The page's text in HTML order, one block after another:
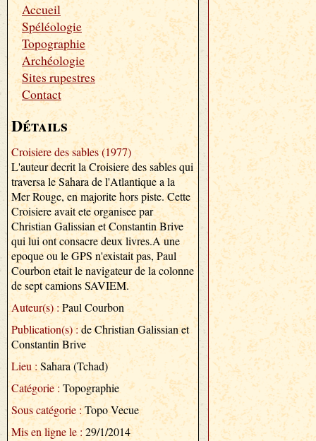
Accueil
Spéléologie
Topographie
Archéologie
Sites rupestres
Contact
Détails
Croisiere des sables (1977)
L'auteur decrit la Croisiere des sables qui
traversa le Sahara de l'Atlantique a la
Mer Rouge, en majorite hors piste. Cette
Croisiere avait ete organisee par
Christian Galissian et Constantin Brive
qui lui ont consacre deux livres.A une
epoque ou le GPS n'existait pas, Paul
Courbon etait le navigateur de la colonne
de sept camions SAVIEM.
Auteur(s) :Paul Courbon
Publication(s) :de Christian Galissian et
Constantin Brive
Lieu :Sahara (Tchad)
Catégorie : Topographie
Sous catégorie :Topo Vecue
Mis en ligne le :29/1/2014